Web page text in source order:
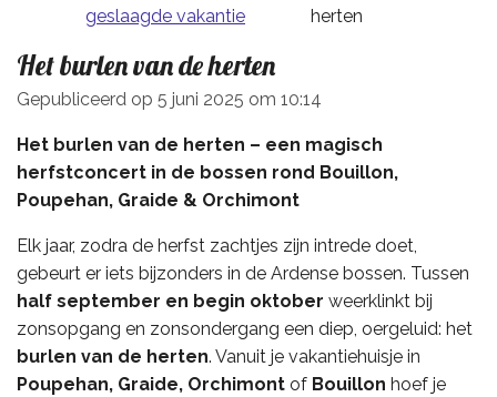
geslaagde vakantie
herten
Het burlen van de herten
Gepubliceerd op 5 juni 2025 om 10:14
Het burlen van de herten – een magisch
herfstconcert in de bossen rond Bouillon,
Poupehan, Graide & Orchimont
Elk jaar, zodra de herfst zachtjes zijn intrede doet,
gebeurt er iets bijzonders in de Ardense bossen. Tussen
half september en begin oktober weerklinkt bij
zonsopgang en zonsondergang een diep, oergeluid: het
burlen van de herten. Vanuit je vakantiehuisje in
Poupehan, Graide, Orchimont of Bouillon hoef je